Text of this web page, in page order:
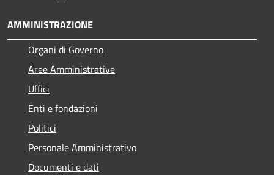
AMMINISTRAZIONE
Organi di Governo
Aree Amministrative
Uffici
Enti e fondazioni
Politici
Personale Amministrativo
Documenti e dati